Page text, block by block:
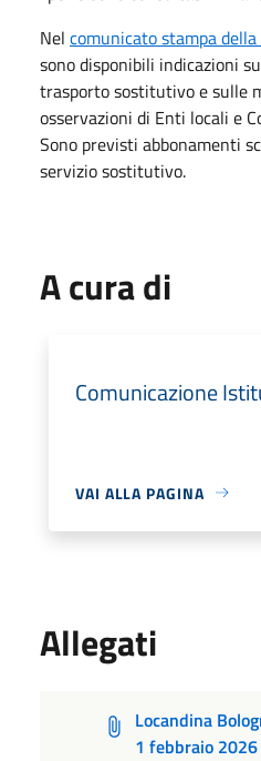
Nel comunicato stampa
sono disponibili indicazioni
trasporto sostitutivo e sulle
osservazioni di Enti locali e
Sono previsti abbonamenti
servizio sostitutivo.
A cura di
Comunicazione
VAI ALLA PAGINA
Allegati
Locandina
1 febbraio 2026